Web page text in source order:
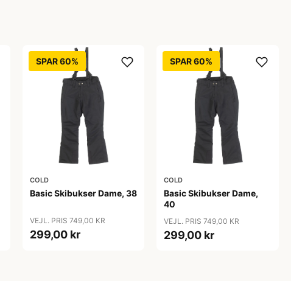
SPAR 60%
COLD
Basic Skibukser Dame, 38
VEJL. PRIS 749,00 KR
299,00 kr
SPAR 60%
COLD
Basic Skibukser Dame,
40
VEJL. PRIS 749,00 KR
299,00 kr